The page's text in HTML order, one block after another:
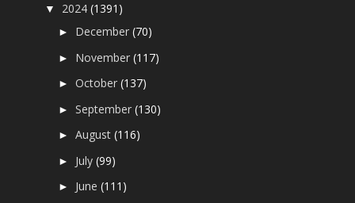
▼ 2024(1391)
► December(70)
► November(117)
►October(137)
►September(130)
►August(116)
► July(99)
► June(111)